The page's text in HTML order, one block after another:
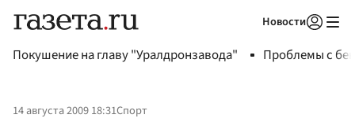
Новости
Покушение на главу "Уралдронзавода" Проблемы с
14 августа 2009 18:31Спорт